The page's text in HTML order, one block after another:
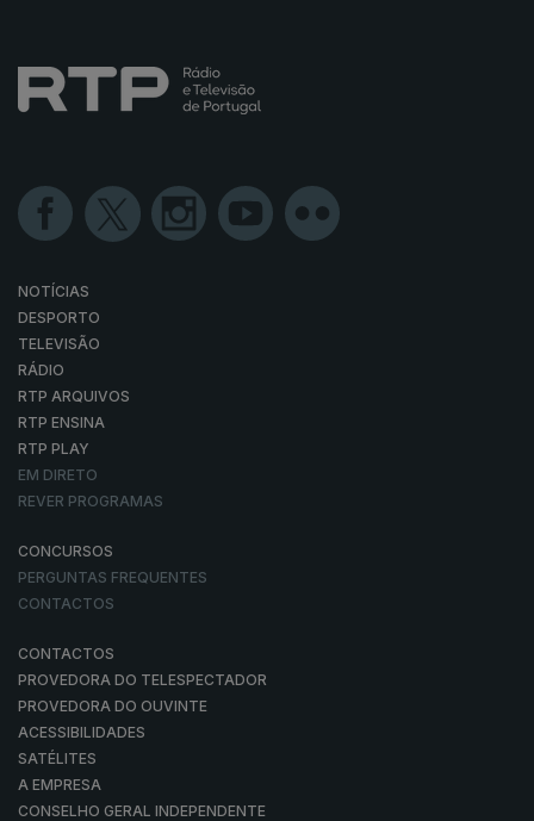
NOTÍCIAS
DESPORTO
TELEVISÃO
RÁDIO
RTP ARQUIVOS
RTP ENSINA
RTP PLAY
EM DIRETO
REVER PROGRAMAS
CONCURSOS
PERGUNTAS FREQUENTES
CONTACTOS
CONTACTOS
PROVEDORA DO TELESPECTADOR
PROVEDORA DO OUVINTE
ACESSIBILIDADES
SATÉLITES
A EMPRESA
CONSELHO GERAL INDEPENDENTE